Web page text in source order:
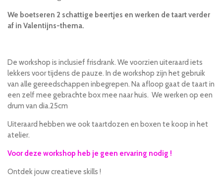
We boetseren 2 schattige beertjes en werken de taart verder
af in Valentijns-thema.
De workshop is inclusief frisdrank. We voorzien uiteraard iets
lekkers voor tijdens de pauze. In de workshop zijn het gebruik
van alle gereedschappen inbegrepen. Na afloop gaat de taart in
een zelf mee gebrachte box mee naar huis. We werken op een
drum van dia.25cm
Uiteraard hebben we ook taartdozen en boxen te koop in het
atelier.
Voor deze workshop heb je geen ervaring nodig !
Ontdek jouw creatieve skills !